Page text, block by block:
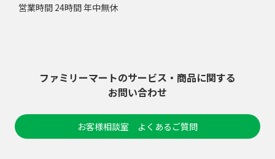
営業時間 24時間 年中無休
ファミリーマートのサービス・商品に関する
お問い合わせ
お客様相談室 よくあるご質問